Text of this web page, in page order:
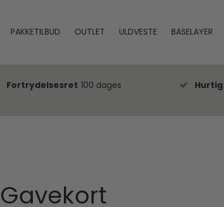
PAKKETILBUD OUTLET ULDVESTE BASELAYER
Fortrydelsesret 100 dages
Gavekort